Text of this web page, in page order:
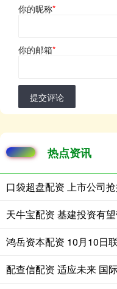
你的昵称*
你的邮箱*
提交评论
热点资讯
口袋超盘配资 上市公司
配查信配资 适应未来 国